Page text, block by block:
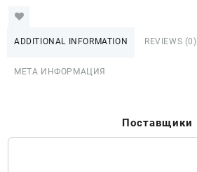
ADDITIONAL INFORMATION REVIEWS (0)
МЕТА ИНФОРМАЦИЯ
Поставщики